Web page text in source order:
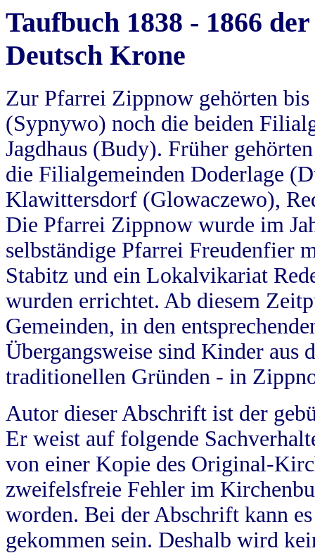
Taufbuch 1838 - 1866
Deutsch Krone
Zur Pfarrei Zippnow gehörten
(Sypnywo) noch die beiden
Jagdhaus (Budy). Früher
die Filialgemeinden Doderlage
Klawittersdorf (Glowaczewo),
Die Pfarrei Zippnow wurde im
selbständige Pfarrei Freudenfier
Stabitz und ein Lokalvikariat
wurden errichtet. Ab diesem
Gemeinden, in den
Übergangsweise sind Kinder aus
traditionellen Gründen - in
Autor dieser Abschrift ist der
Er weist auf folgende
von einer Kopie des Original-
zweifelsfreie Fehler im
worden. Bei der Abschrift kann
gekommen sein. Deshalb wird